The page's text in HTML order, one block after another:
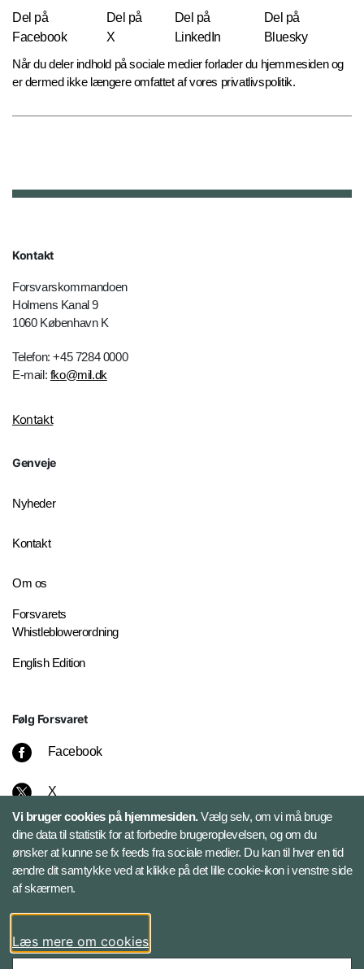
Del på
Facebook
Del på
X
Del på
LinkedIn
Del på
Bluesky
Når du deler indhold på sociale medier forlader du hjemmesiden og
er dermed ikke længere omfattet af vores privatlivspolitik.
Kontakt
Forsvarskommandoen
Holmens Kanal 9
1060 København K
Telefon: +45 7284 0000
E-mail: fko@mil.dk
Kontakt
Genveje
Nyheder
Kontakt
Om os
Forsvarets
Whistleblowerordning
English Edition
Følg Forsvaret
Facebook
X
Instagram
Bluesky
LinkedIn
Vi bruger cookies på hjemmesiden.Vælg selv, om vi må bruge
dine data til statistik for at forbedre brugeroplevelsen, og om du
ønsker at kunne se fx feeds fra sociale medier. Du kan til hver en tid
ændre dit samtykke ved at klikke på det lille cookie-ikon i venstre side
af skærmen.
Læs mere om cookies